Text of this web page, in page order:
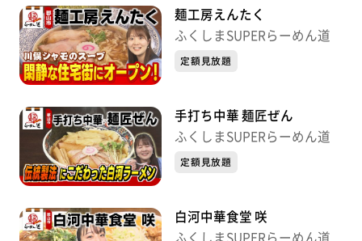
麺工房えんたく
ふくしまSUPERらーめん道
定額見放題
手打ち中華 麺匠ぜん
ふくしまSUPERらーめん道
定額見放題
白河中華食堂 咲
ふくしまSUPERらーめん道